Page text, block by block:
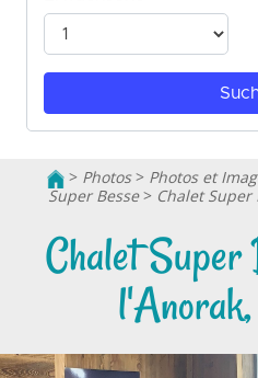
> Photos> Photos et
Super Besse> Chalet Super
Chalet Super